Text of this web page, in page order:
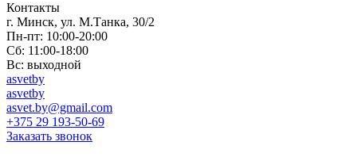
Контакты
г. Минск, ул. М.Танка, 30/2
Пн-пт: 10:00-20:00
Сб: 11:00-18:00
Вс: выходной
asvetby
asvetby
asvet.by@gmail.com
+375 29 193-50-69
Заказать звонок